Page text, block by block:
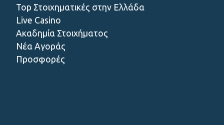
Top Στοιχηματικές στην Ελλάδα
Live Casino
Ακαδημία Στοιχήματος
Νέα Αγοράς
Προσφορές